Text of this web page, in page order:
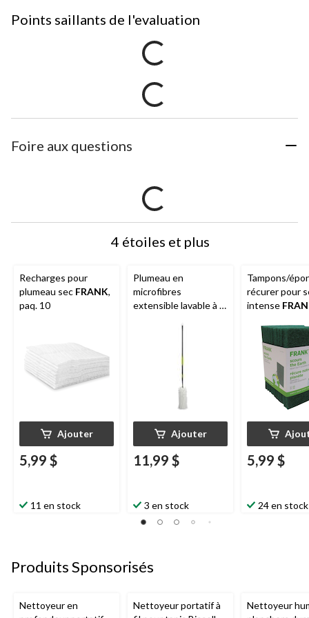
Points saillants de l'evaluation
Foire aux questions
4 étoiles et plus
Recharges pour
plumeau sec FRANK,
paq. 10
Ajouter
5,99 $
11 en stock
Plumeau en
microfibres
extensible lavable à la
Ajouter
11,99 $
3 en stock
Tampons/
récurer pour
intense
5,99 $
24 en stock
Produits Sponsorisés
Nettoyeur en
Nettoyeur portatif à
Nettoyeur